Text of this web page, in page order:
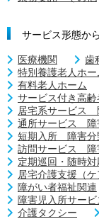
サービス形態か
医療機関 歯
特別養護老人ホー
有料老人ホーム
サービス付き高
居宅系サービス
通所サービス 障
短期入所 障害分
訪問サービス 障
定期巡回・随時
居宅介護支援（ケ
障がい者福祉関連
障害児入所サービ
介護タクシー